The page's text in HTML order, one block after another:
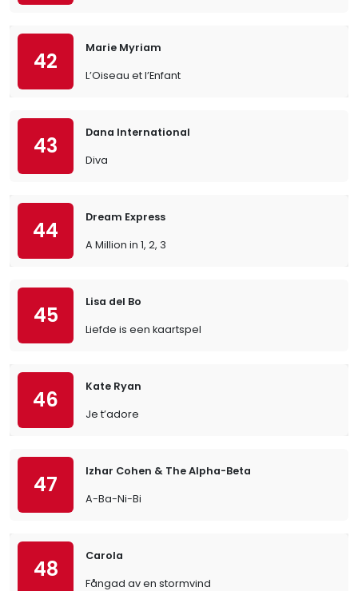
42
Marie Myriam
L’Oiseau et l’Enfant
43
Dana International
Diva
44
Dream Express
A Million in 1, 2, 3
45
Lisa del Bo
Liefde is een kaartspel
46
Kate Ryan
Je t’adore
47
Izhar Cohen & The Alpha-Beta
A-Ba-Ni-Bi
48
Carola
Fångad av en stormvind